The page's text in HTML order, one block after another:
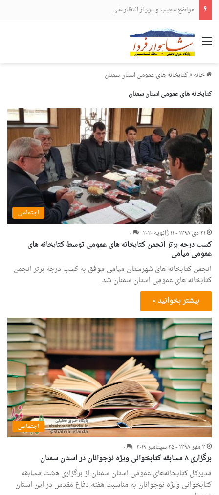
مواضع عجیب و دور از انتظار علی لاریجانی
منو
خانه»کتابخانه های عمومی استان سمنان
کتابخانه های عمومی استان سمنان
اجتماعی
۲۱ دی ۱۳۹۸ - ۱۱ ژانویه ۲۰۲۰
۰
کسب درجه برتر انجمن کتابخانه های عمومی توسط کتابخانه های
عمومی میامی
انجمن کتابخانه های شهرستان میامی موفق به کسب درجه برتر انجمن
کتابخانه های عمومی استان سمنان شد.
بیشتر بخوانید »
اجتماعی
۳ مهر ۱۳۹۸ - ۲۵ سپتامبر ۲۰۱۹
۰
برگزاری ۸ مسابقه کتابخوانی ویژه نوجوانان در استان سمنان
مدیرکل کتابخانه‌های عمومی استان سمنان از برگزاری هشت مسابقه
کتابخوانی ویژه نوجوانان به مناسبت هفته دفاع مقدس در این استان